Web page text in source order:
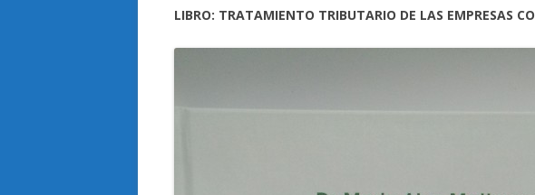
LIBRO: TRATAMIENTO TRIBUTARIO DE LAS EMPRESAS